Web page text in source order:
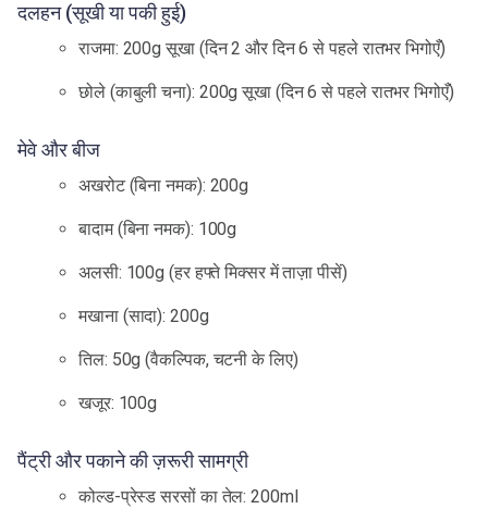
दलहन (सूखी या पकी हुई)
राजमा: 200g सूखा (दिन 2 और दिन 6 से पहले रातभर भिगोएँ)
छोले (काबुली चना): 200g सूखा (दिन 6 से पहले रातभर भिगोएँ)
मेवे और बीज
अखरोट (बिना नमक): 200g
बादाम (बिना नमक): 100g
अलसी: 100g (हर हफ्ते मिक्सर में ताज़ा पीसें)
मखाना (सादा): 200g
तिल: 50g (वैकल्पिक, चटनी के लिए)
खजूर: 100g
पैंट्री और पकाने की ज़रूरी सामग्री
कोल्ड-प्रेस्ड सरसों का तेल: 200ml